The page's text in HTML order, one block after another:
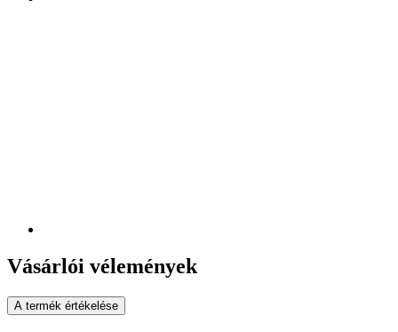
Vásárlói vélemények
A termék értékelése